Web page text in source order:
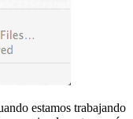
estamos trabajando